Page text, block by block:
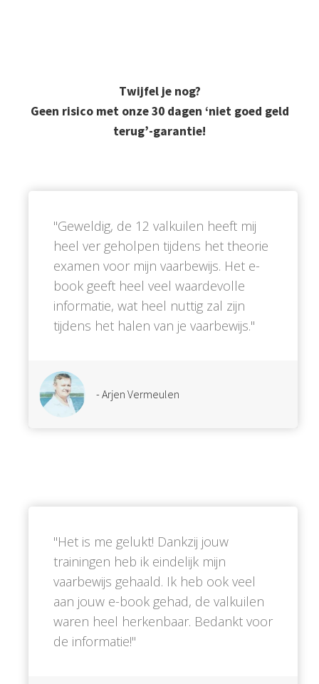
Twijfel je nog?
Geen risico met onze 30 dagen ‘niet goed geld
terug’-garantie!
''Geweldig, de 12 valkuilen heeft mij
heel ver geholpen tijdens het theorie
examen voor mijn vaarbewijs. Het e-
book geeft heel veel waardevolle
informatie, wat heel nuttig zal zijn
tijdens het halen van je vaarbewijs.''
- Arjen Vermeulen
''Het is me gelukt! Dankzij jouw
trainingen heb ik eindelijk mijn
vaarbewijs gehaald. Ik heb ook veel
aan jouw e-book gehad, de valkuilen
waren heel herkenbaar. Bedankt voor
de informatie!''